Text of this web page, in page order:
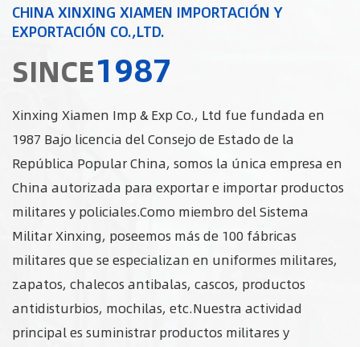
CHINA XINXING XIAMEN IMPORTACIÓN Y
EXPORTACIÓN CO.,LTD.
SINCE1987
Xinxing Xiamen Imp & Exp Co., Ltd fue fundada en
1987 Bajo licencia del Consejo de Estado de la
República Popular China, somos la única empresa en
China autorizada para exportar e importar productos
militares y policiales.Como miembro del Sistema
Militar Xinxing, poseemos más de 100 fábricas
militares que se especializan en uniformes militares,
zapatos, chalecos antibalas, cascos, productos
antidisturbios, mochilas, etc.Nuestra actividad
principal es suministrar productos militares y